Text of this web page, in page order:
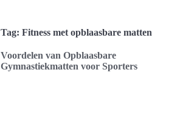
Tag: Fitness met opblaasbare matten
Voordelen van Opblaasbare
Gymnastiekmatten voor Sporters